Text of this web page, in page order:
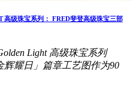
级珠宝系列： FRED斐登高级珠宝三部
Light 高级珠宝系列
辉耀日」篇章工艺图作为90